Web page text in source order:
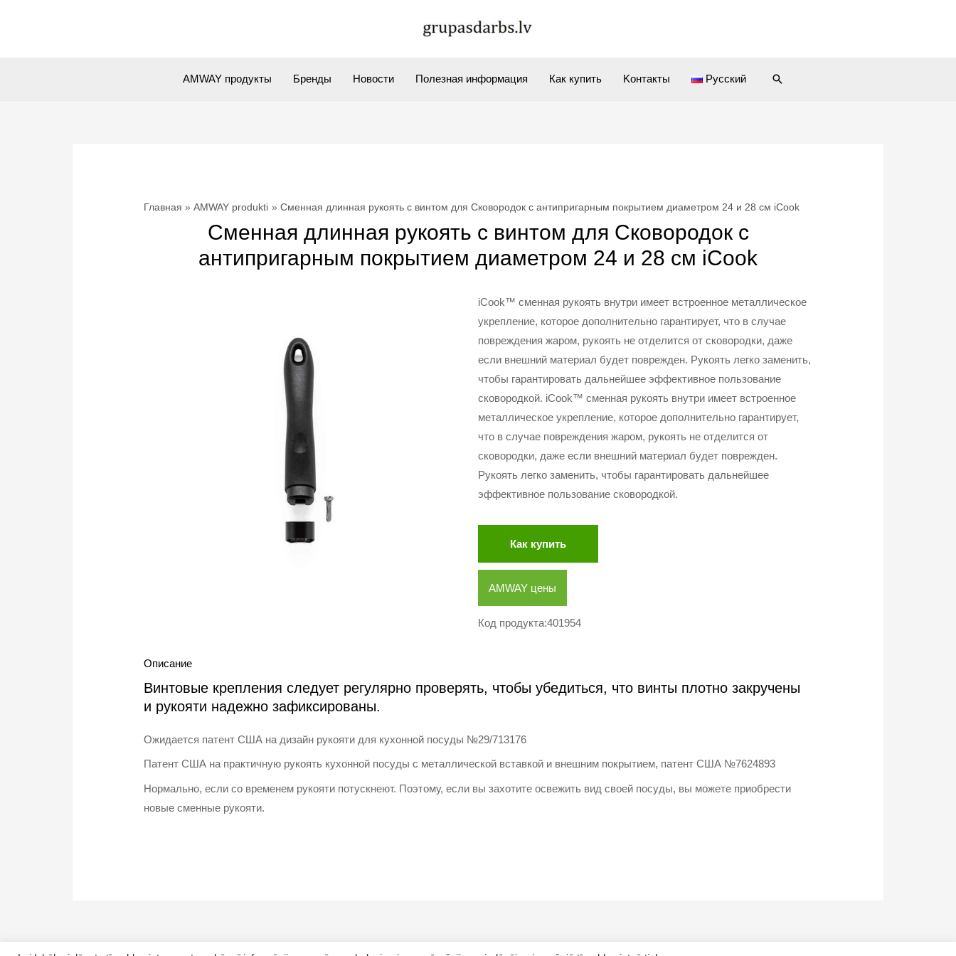
AMWAY продукты Бренды Новости Полезная информация Как купить Kонтакты Русский Поиск
Главная AMWAY produkti Сменная длинная рукоять с винтом для Сковородок с антипригарным покрытием диаметром 24 и 28 см iCook
Сменная длинная рукоять с винтом для Сковородок с
антипригарным покрытием диаметром 24 и 28 см iCook
iCook™ сменная рукоять внутри имеет встроенное металлическое
укрепление, которое дополнительно гарантирует, что в случае
повреждения жаром, рукоять не отделится от сковородки, даже
если внешний материал будет поврежден. Рукоять легко заменить,
чтобы гарантировать дальнейшее эффективное пользование
сковородкой. iCook™ сменная рукоять внутри имеет встроенное
металлическое укрепление, которое дополнительно гарантирует,
что в случае повреждения жаром, рукоять не отделится от
сковородки, даже если внешний материал будет поврежден.
Рукоять легко заменить, чтобы гарантировать дальнейшее
эффективное пользование сковородкой.
Как купить
AMWAY цены
Код продукта:401954
Описание
Винтовые крепления следует регулярно проверять, чтобы убедиться, что винты плотно закручены
и рукояти надежно зафиксированы.
Ожидается патент США на дизайн рукояти для кухонной посуды №29/713176
Патент США на практичную рукоять кухонной посуды с металлической вставкой и внешним покрытием, патент США №7624893
Нормально, если со временем рукояти потускнеют. Поэтому, если вы захотите освежить вид своей посуды, вы можете приобрести
новые сменные рукояти.